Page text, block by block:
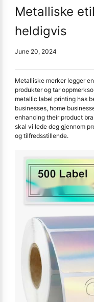
Metalliske
heldigvis
June 20, 2024
Metalliske merker legger
produkter og tar
metallic label printing has
businesses, home
enhancing their product
skal vi lede deg gjennom
og tilfredsstillende.